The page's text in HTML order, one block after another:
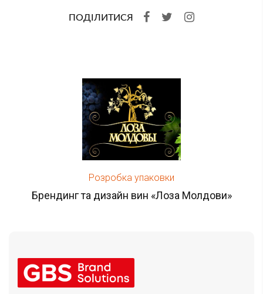
ПОДІЛИТИСЯ
Розробка упаковки
Брендинг та дизайн вин «Лоза Молдови»